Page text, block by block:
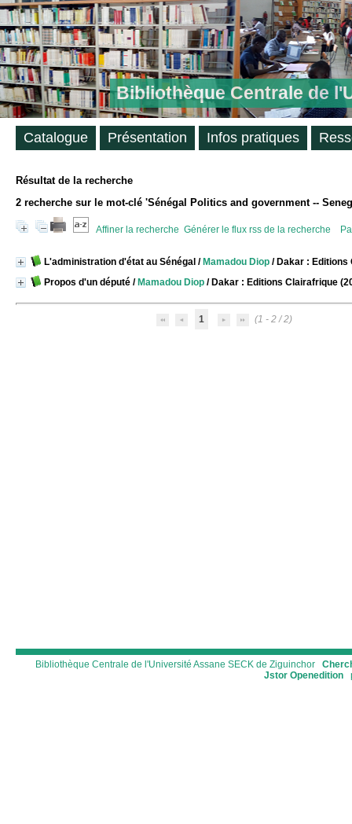
Bibliothèque Centrale de
Résultat de la recherche
2 recherche sur le mot-clé 'Sénégal Politics and government --
Affiner la recherche Générer le flux rss de la recherche
L'administration d'état au Sénégal / Mamadou Diop / Dakar : Editions
Propos d'un député / Mamadou Diop / Dakar : Editions Clairafrique
1 (1 - 2 / 2)
Bibliothèque Centrale de l'Université Assane SECK de Ziguinchor
Jstor Openedition
Catalogue Présentation Infos pratiques